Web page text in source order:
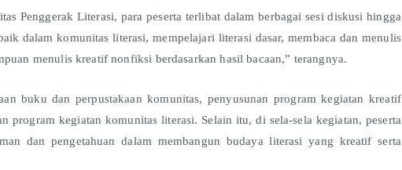
Penggerak Literasi, para peserta terlibat dalam berbagai sesi diskusi hingga
dalam komunitas literasi, mempelajari literasi dasar, membaca dan menulis
menulis kreatif nonfiksi berdasarkan hasil bacaan,” terangnya.
buku dan perpustakaan komunitas, penyusunan program kegiatan kreatif
program kegiatan komunitas literasi. Selain itu, di sela-sela kegiatan, peserta
dan pengetahuan dalam membangun budaya literasi yang kreatif serta